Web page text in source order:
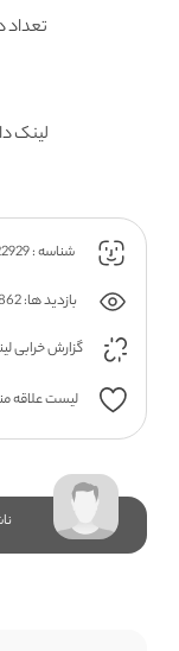
تعداد
لینک
شناسه : 22929
بازدید ها: 2862
گزارش خرابی
لیست علاقه